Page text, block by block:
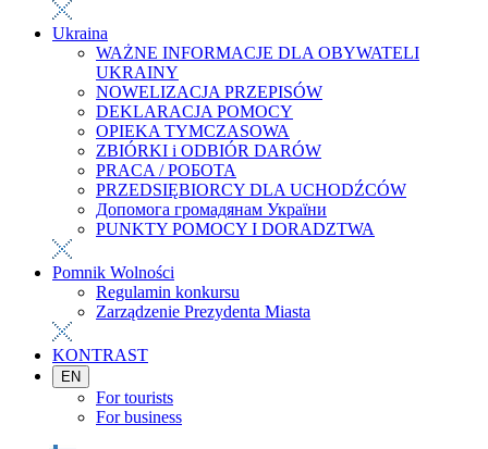
Ukraina
WAŻNE INFORMACJE DLA OBYWATELI
UKRAINY
NOWELIZACJA PRZEPISÓW
DEKLARACJA POMOCY
OPIEKA TYMCZASOWA
ZBIÓRKI i ODBIÓR DARÓW
PRACA / РОБОТА
PRZEDSIĘBIORCY DLA UCHODŹCÓW
Допомога громадянам України
PUNKTY POMOCY I DORADZTWA
Pomnik Wolności
Regulamin konkursu
Zarządzenie Prezydenta Miasta
KONTRAST
EN
For tourists
For business